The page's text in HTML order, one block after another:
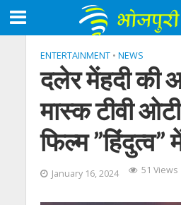
ENTERTAINMENT • NEWS
दलेर मेंहदी की
मास्क टीवी
फिल्म ”हिंदुत्व”
January 16, 2024 51 Views